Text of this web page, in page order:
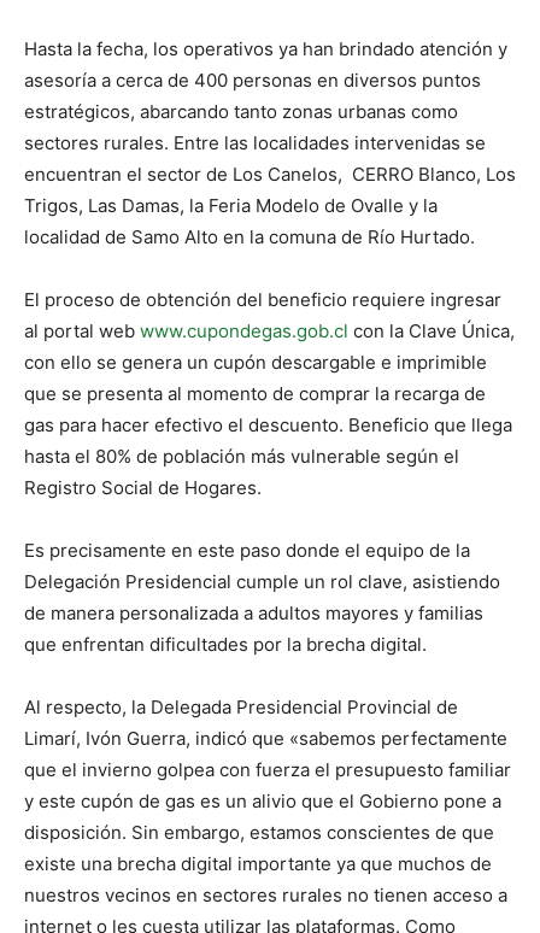
Hasta la fecha, los operativos ya han brindado atención y
asesoría a cerca de 400 personas en diversos puntos
estratégicos, abarcando tanto zonas urbanas como
sectores rurales. Entre las localidades intervenidas se
encuentran el sector de Los Canelos, CERRO Blanco, Los
Trigos, Las Damas, la Feria Modelo de Ovalle y la
localidad de Samo Alto en la comuna de Río Hurtado.
El proceso de obtención del beneficio requiere ingresar
al portal web www.cupondegas.gob.cl con la Clave Única,
con ello se genera un cupón descargable e imprimible
que se presenta al momento de comprar la recarga de
gas para hacer efectivo el descuento. Beneficio que llega
hasta el 80% de población más vulnerable según el
Registro Social de Hogares.
Es precisamente en este paso donde el equipo de la
Delegación Presidencial cumple un rol clave, asistiendo
de manera personalizada a adultos mayores y familias
que enfrentan dificultades por la brecha digital.
Al respecto, la Delegada Presidencial Provincial de
Limarí, Ivón Guerra, indicó que «sabemos perfectamente
que el invierno golpea con fuerza el presupuesto familiar
y este cupón de gas es un alivio que el Gobierno pone a
disposición. Sin embargo, estamos conscientes de que
existe una brecha digital importante ya que muchos de
nuestros vecinos en sectores rurales no tienen acceso a
internet o les cuesta utilizar las plataformas. Como